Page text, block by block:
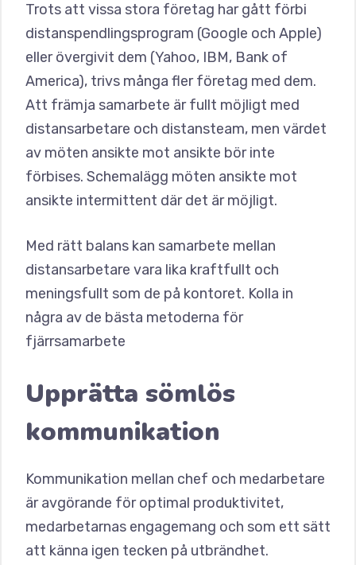
Trots att vissa stora företag har gått förbi
distanspendlingsprogram (Google och Apple)
eller övergivit dem (Yahoo, IBM, Bank of
America), trivs många fler företag med dem.
Att främja samarbete är fullt möjligt med
distansarbetare och distansteam, men värdet
av möten ansikte mot ansikte bör inte
förbises. Schemalägg möten ansikte mot
ansikte intermittent där det är möjligt.
Med rätt balans kan samarbete mellan
distansarbetare vara lika kraftfullt och
meningsfullt som de på kontoret. Kolla in
några av de bästa metoderna för
fjärrsamarbete
Upprätta sömlös
kommunikation
Kommunikation mellan chef och medarbetare
är avgörande för optimal produktivitet,
medarbetarnas engagemang och som ett sätt
att känna igen tecken på utbrändhet.